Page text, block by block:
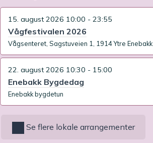
15. august 2026 10:00 - 23:55
Vågfestivalen 2026
Vågsenteret, Sagstuveien 1, 1914 Ytre Enebakk
22. august 2026 10:30 - 15:00
Enebakk Bygdedag
Enebakk bygdetun
Se flere lokale arrangementer